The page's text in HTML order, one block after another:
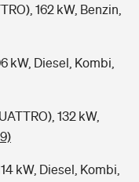
162 kW, Benzin,
kW, Diesel, Kombi,
132 kW,
kW, Diesel, Kombi,